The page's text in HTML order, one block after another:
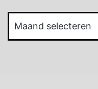
archief